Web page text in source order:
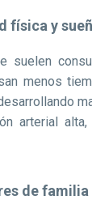
física y
suelen
menos
arterial
de familia